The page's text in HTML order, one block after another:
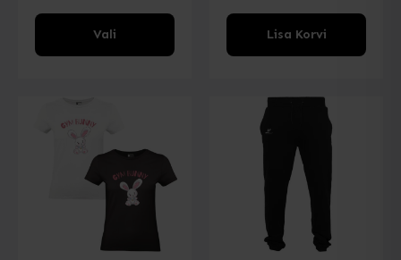
Vali
Sellel
tootel
varianti.
Valikud
Lisa Korvi